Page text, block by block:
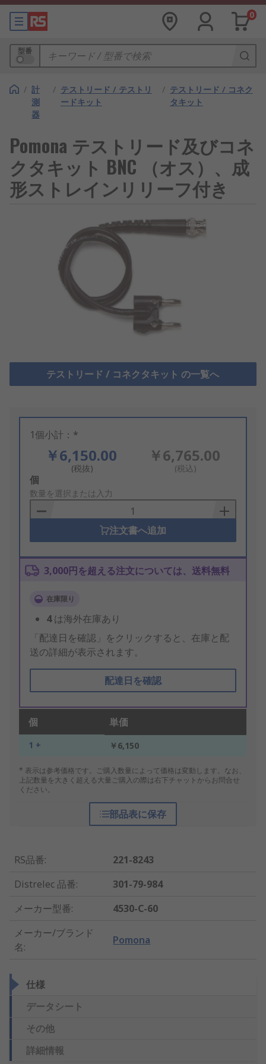
0
型番
/ 計
測
器
/ テストリード / テストリ
ードキット
/ テストリード / コネク
タキット
Pomona テストリード及びコネ
クタキット BNC （オス）、成
形ストレインリリーフ付き
テストリード / コネクタキット の一覧へ
1個小計：*
￥6,150.00
(税抜)
￥6,765.00
(税込)
Add
to
Basket
個
数量を選択または入力
注文書へ追加
3,000円を超える注文については、送料無料
在庫限り
4は海外在庫あり
「配達日を確認」をクリックすると、在庫と配
送の詳細が表示されます。
配達日を確認
個 単価
1 + ￥6,150
* 表示は参考価格です。ご購入数量によって価格は変動します。なお、
上記数量を大きく超える大量ご購入の際は右下チャットからお問合せ
ください。
部品表に保存
RS品番:
221-8243
Distrelec 品番:
301-79-984
メーカー型番:
4530-C-60
メーカー/ブランド
名:
Pomona
仕様
データシート
その他
詳細情報